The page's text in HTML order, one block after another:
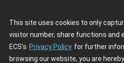
This site uses cookies to only
visitor number, share functions and
ECS's Privacy Policy for further
browsing our website, you are